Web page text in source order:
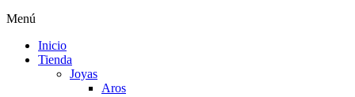
Menú
Inicio
Tienda
Joyas
Aros